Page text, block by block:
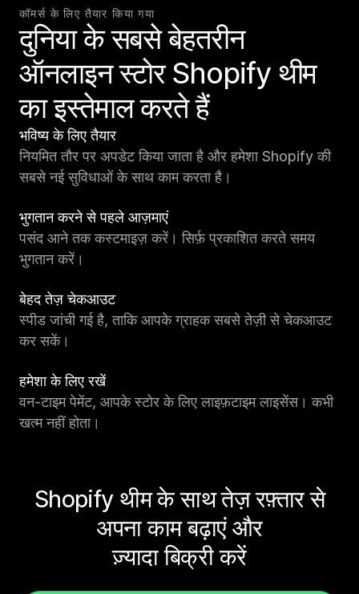
कॉमर्स के लिए तैयार किया गया
दुनिया के सबसे बेहतरीन
ऑनलाइन स्टोर Shopify थीम
का इस्तेमाल करते हैं
भविष्य के लिए तैयार
नियमित तौर पर अपडेट किया जाता है और हमेशा Shopify की
सबसे नई सुविधाओं के साथ काम करता है।
भुगतान करने से पहले आज़माएं
पसंद आने तक कस्टमाइज़ करें। सिर्फ़ प्रकाशित करते समय
भुगतान करें।
बेहद तेज़ चेकआउट
स्पीड जांची गई है, ताकि आपके ग्राहक सबसे तेज़ी से चेकआउट
कर सकें।
हमेशा के लिए रखें
वन-टाइम पेमेंट, आपके स्टोर के लिए लाइफ़टाइम लाइसेंस। कभी
खत्म नहीं होता।
Shopify थीम के साथ तेज़ रफ़्तार से
अपना काम बढ़ाएं और
ज़्यादा बिक्री करें